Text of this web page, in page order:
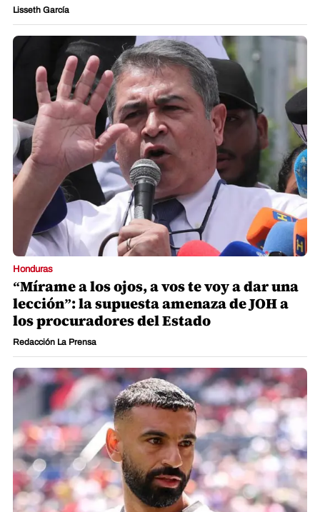
Lisseth García
Honduras
“Mírame a los ojos, a vos te voy a dar una
lección”: la supuesta amenaza de JOH a
los procuradores del Estado
Redacción La Prensa